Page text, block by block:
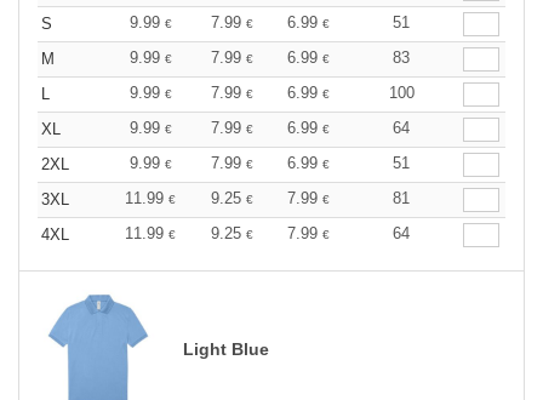
S 9.99 € 7.99 € 6.99 €
51
M
9.99 € 7.99 € 6.99 €
83
9.99 € 7.99 € 6.99 €
100
XL
9.99 € 7.99 € 6.99 €
64
2XL
9.99 € 7.99 € 6.99 €
51
3XL
11.99 € 9.25 € 7.99 €
81
4XL
11.99 € 9.25 € 7.99 € 64
Light Blue